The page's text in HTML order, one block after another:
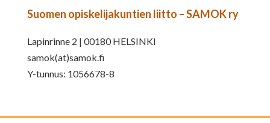
Suomen opiskelijakuntien liitto – SAMOK ry
Lapinrinne 2 | 00180 HELSINKI
samok(at)samok.fi
Y-tunnus: 1056678-8